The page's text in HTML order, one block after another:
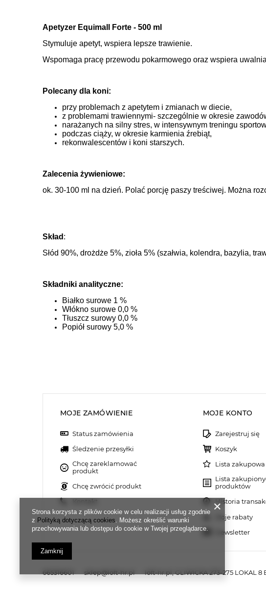
Apetyzer Equimall Forte - 500 ml
Stymuluje apetyt, wspiera lepsze trawienie.
Wspomaga pracę przewodu pokarmowego oraz wspiera
Polecany dla koni:
przy problemach z apetytem i zmianach w diecie,
z problemami trawiennymi- szczególnie w okresie
narażanych na silny stres, w intensywnym treningu
podczas ciąży, w okresie karmienia źrebiąt,
rekonwalescentów i koni starszych.
Zalecenia żywieniowe:
ok. 30-100 ml na dzień. Polać porcję paszy treściwej. Można
Skład :
Słód 90%, drożdże 5%, zioła 5% (szałwia, kolendra, bazylia,
Składniki analityczne:
Białko surowe 1 %
Włókno surowe 0,0 %
Tłuszcz surowy 0,0 %
Popiół surowy 5,0 %
MOJE ZAMÓWIENIE
Status zamówienia
Śledzenie przesyłki
Chcę zareklamować
produkt
Chcę zwrócić produkt
Kontakt
MOJE KONTO
Zarejestruj się
Koszyk
Lista zakupowa
Lista
produktów
Historia
Moje rabaty
Newsletter
665316601 sklep@loft-hr.pl loft-hr.pl GLIWICKA 273-275 LOKAL 8
Strona korzysta z plików cookie w celu realizacji usług zgodnie
z Polityką dotyczącą cookies. Możesz określić warunki
przechowywania lub dostępu do cookie w Twojej przeglądarce.
Zamknij